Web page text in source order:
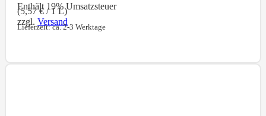
Enthält 19% Umsatzsteuer
(5,57€/ 1 L)
zzgl.Versand
Lieferzeit: ca. 2-3 Werktage